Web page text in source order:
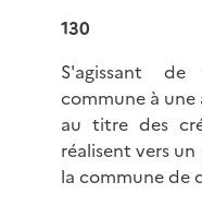
130
S'agissant de
commune à
au titre des
réalisent vers
la commune de